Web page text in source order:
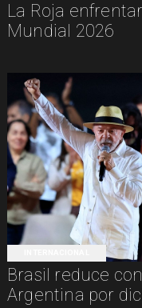
La Roja
Mundial 2026
Brasil reduce
Argentina por